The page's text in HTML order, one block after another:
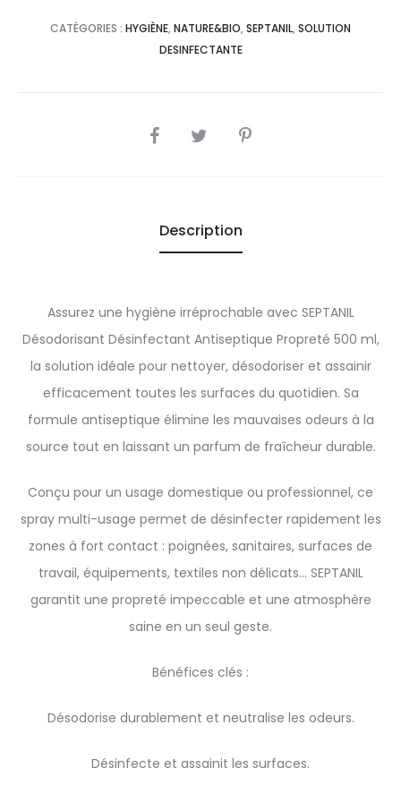
CATÉGORIES : HYGIÈNE, NATURE&BIO, SEPTANIL, SOLUTION
DESINFECTANTE
SHARE
Description
Assurez une hygiène irréprochable avec SEPTANIL
Désodorisant Désinfectant Antiseptique Propreté 500 ml,
la solution idéale pour nettoyer, désodoriser et assainir
efficacement toutes les surfaces du quotidien. Sa
formule antiseptique élimine les mauvaises odeurs à la
source tout en laissant un parfum de fraîcheur durable.
Conçu pour un usage domestique ou professionnel, ce
spray multi-usage permet de désinfecter rapidement les
zones à fort contact : poignées, sanitaires, surfaces de
travail, équipements, textiles non délicats… SEPTANIL
garantit une propreté impeccable et une atmosphère
saine en un seul geste.
Bénéfices clés :
Désodorise durablement et neutralise les odeurs.
Désinfecte et assainit les surfaces.